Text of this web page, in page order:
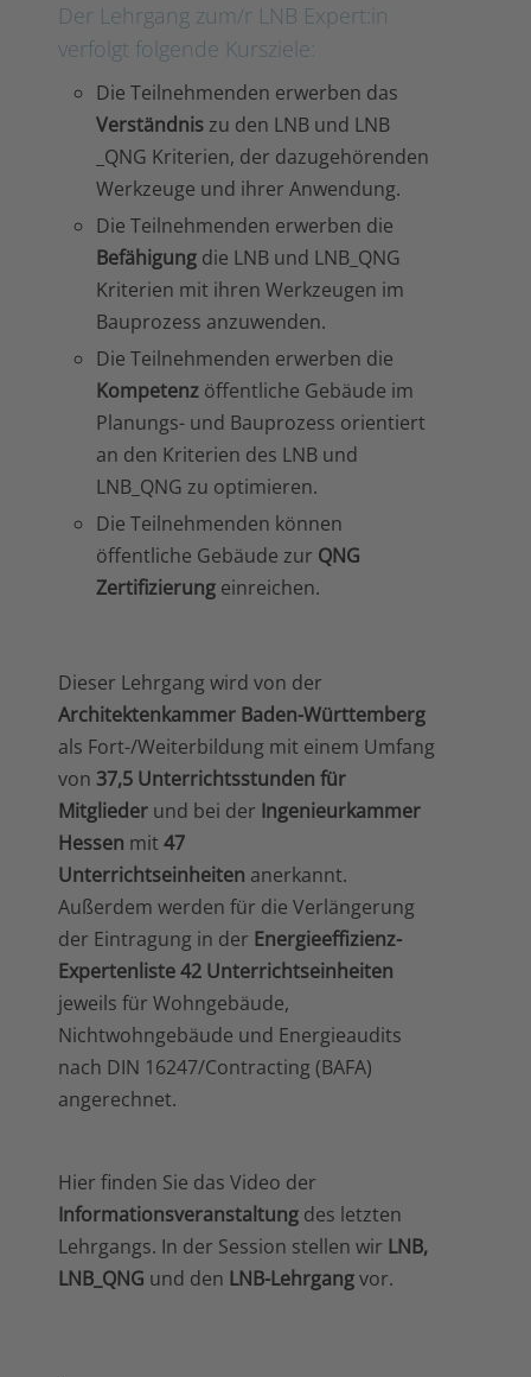
Der Lehrgang zum/r LNB Expert:in
verfolgt folgende Kursziele:
Die Teilnehmenden erwerben das
Verständniszu den LNB und LNB
_QNG Kriterien, der dazugehörenden
Werkzeuge und ihrer Anwendung.
Die Teilnehmenden erwerben die
Befähigung die LNB und LNB_QNG
Kriterien mit ihren Werkzeugen im
Bauprozess anzuwenden.
Die Teilnehmenden erwerben die
Kompetenz öffentliche Gebäude im
Planungs- und Bauprozess orientiert
an den Kriterien des LNB und
LNB_QNG zu optimieren.
Die Teilnehmenden können
öffentliche Gebäude zur QNG
Zertifizierung einreichen.
Dieser Lehrgang wird von der
Architektenkammer Baden-Württemberg
als Fort-/Weiterbildung mit einem Umfang
von 37,5 Unterrichtsstunden für
Mitglieder und bei der Ingenieurkammer
Hessen mit 47
Unterrichtseinheiten anerkannt.
Außerdem werden für die Verlängerung
der Eintragung in der Energieeffizienz-
Expertenliste42 Unterrichtseinheiten
jeweils für Wohngebäude,
Nichtwohngebäude und Energieaudits
nach DIN 16247/Contracting (BAFA)
angerechnet.
Hier finden Sie das Video der
Informationsveranstaltung des letzten
Lehrgangs. In der Session stellen wir LNB,
LNB_QNG und den LNB-Lehrgangvor.